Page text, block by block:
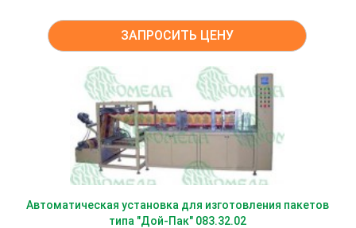
ЗАПРОСИТЬ ЦЕНУ
Автоматическая установка для изготовления пакетов
типа "Дой-Пак" 083.32.02